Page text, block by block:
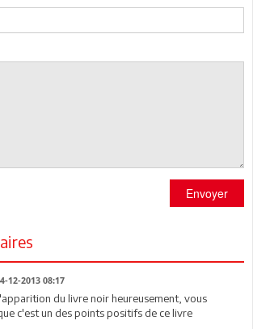
Envoyer
12-2013 08:17
du livre noir heureusement, vous
c'est un des points positifs de ce livre